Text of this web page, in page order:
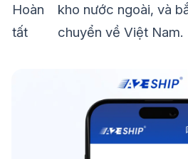
Hoàn
tất
kho nước ngoài, và
chuyển về Việt Nam.